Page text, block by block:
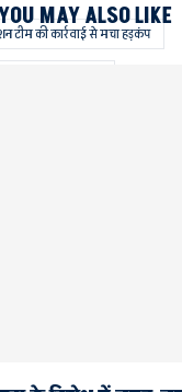
टीम की कार्रवाई से मचा हड़कंप
MAY ALSO LIKE